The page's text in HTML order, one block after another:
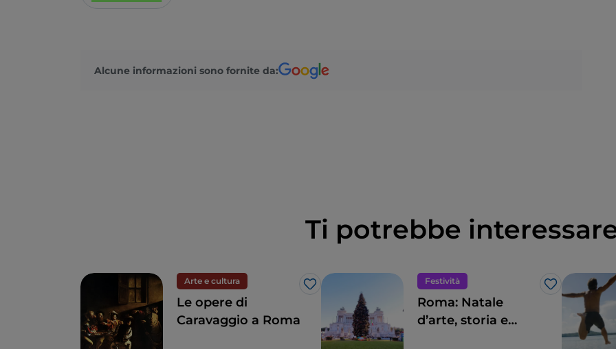
Alcune informazioni sono fornite da:
Ti potrebbe
Arte e cultura
Like
Le opere di
Caravaggio a Roma
Festività
Like
Roma: Natale
d’arte, storia e